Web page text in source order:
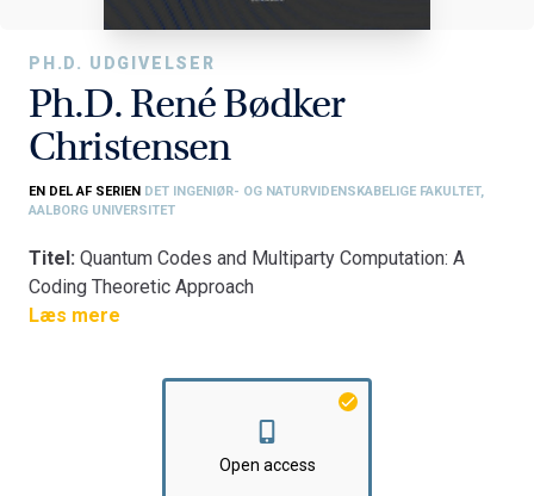
PH.D. UDGIVELSER
Ph.D. René Bødker
Christensen
EN DEL AF SERIEN DET INGENIØR- OG NATURVIDENSKABELIGE FAKULTET,
AALBORG UNIVERSITET
Titel: Quantum Codes and Multiparty Computation: A
Coding Theoretic Approach
Fakultet:Det Ingeniør- og Naturvidenskabelige Fakultet
Læs mere
Open access